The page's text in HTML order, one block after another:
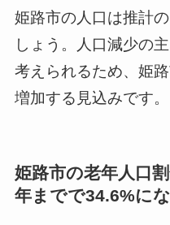
姫路市の人口は推計
しょう。人口減少の
考えられるため、姫
増加する見込みです。
姫路市の老年人口
年までで34.6%に